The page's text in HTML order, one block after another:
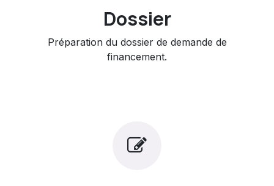
Dossier
Préparation du dossier de demande de
financement.